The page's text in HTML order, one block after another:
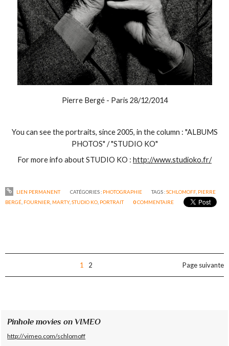
Pierre Bergé - Paris 28/12/2014
You can see the portraits, since 2005, in the column : "ALBUMS
PHOTOS" / "STUDIO KO"
For more info about STUDIO KO : http://www.studioko.fr/
LIEN PERMANENT CATÉGORIES : PHOTOGRAPHIE TAGS :SCHLOMOFF, PIERRE
BERGÉ FOURNIER MARTY,STUDIO KO PORTRAIT 0COMMENTAIRE
1 2 Page suivante
Pinhole movies on VIMEO
http://vimeo.com/schlomoff